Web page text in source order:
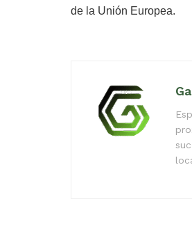
de la Unión Europea.